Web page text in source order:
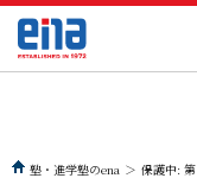
塾・進学塾のena ＞ 保護中: